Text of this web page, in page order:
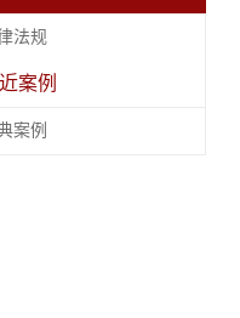
法规
案例
案例